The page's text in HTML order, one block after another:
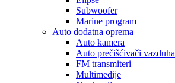
Subwoofer
Marine program
Auto dodatna oprema
Auto kamera
Auto prečišćivači vazduha
FM transmiteri
Multimedije